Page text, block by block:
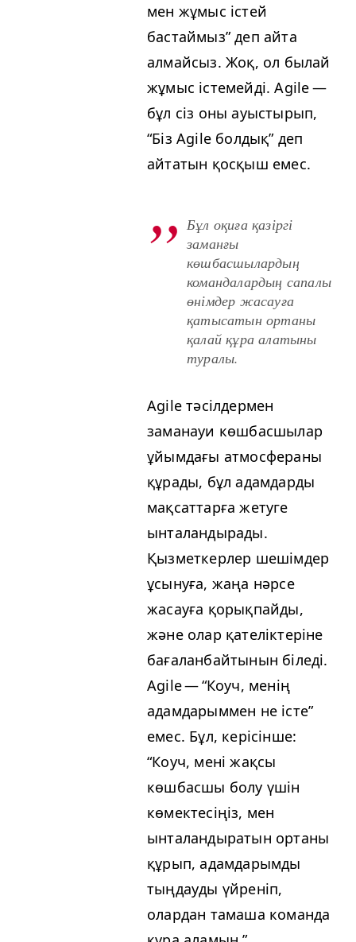
мен жұмыс істей
бастаймыз” деп айта
алмайсыз. Жоқ, ол былай
жұмыс істемейді. Agile —
бұл сіз оны ауыстырып,
“Біз Agile болдық” деп
айтатын қосқыш емес.
Бұл оқиға қазіргі
заманғы
көшбасшылардың
командалардың сапалы
өнімдер жасауға
қатысатын ортаны
қалай құра алатыны
туралы.
Agile тәсілдермен
заманауи көшбасшылар
ұйымдағы атмосфераны
құрады, бұл адамдарды
мақсаттарға жетуге
ынталандырады.
Қызметкерлер шешімдер
ұсынуға, жаңа нәрсе
жасауға қорықпайды,
және олар қателіктеріне
бағаланбайтынын біледі.
Agile —“Коуч, менің
адамдарыммен не істе”
емес. Бұл, керісінше:
“Коуч, мені жақсы
көшбасшы болу үшін
көмектесіңіз, мен
ынталандыратын ортаны
құрып, адамдарымды
тыңдауды үйреніп,
олардан тамаша команда